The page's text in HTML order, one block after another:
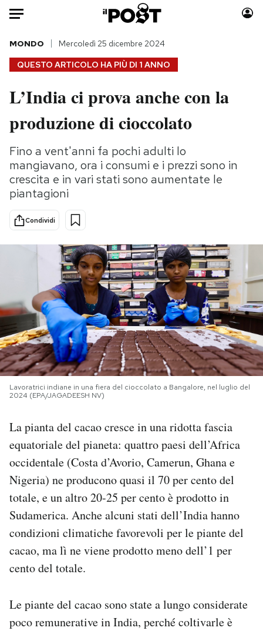
Auto
HOME
Italia
Politica
Tecnologia
Internet
Scienza
Cultura
Economia
Moda
Consumismi
Storie/Idee
Ok Boomer!
Media
PODCAST
NEWSLETTER
I MIEI PREFERITI
SHOP
CALENDARIO
AREA PERSONALE
Area Personale
Newsletter
Notifiche mobile
Regala il Post
Hai bisogno di aiuto?
QUESTO ARTICOLO HA PIÙ DI 1 ANNO
MONDO Mercoledì 25 dicembre 2024
L’India ci prova anche con la
produzione di cioccolato
Fino a vent'anni fa pochi adulti lo
mangiavano, ora i consumi e i prezzi sono in
crescita e in vari stati sono aumentate le
piantagioni
Condividi
Lavoratrici indiane in una fiera del cioccolato a Bangalore, nel luglio del
2024 (EPA/JAGADEESH NV)
La pianta del cacao cresce in una ridotta fascia
equatoriale del pianeta: quattro paesi dell’Africa
occidentale (Costa d’Avorio, Camerun, Ghana e
Nigeria) ne producono quasi il 70 per cento del
totale, e un altro 20-25 per cento è prodotto in
Sudamerica. Anche alcuni stati dell’India hanno
condizioni climatiche favorevoli per le piante del
cacao, ma lì ne viene prodotto meno dell’1 per
cento del totale.
Le piante del cacao sono state a lungo considerate
poco remunerative in India, perché coltivarle è